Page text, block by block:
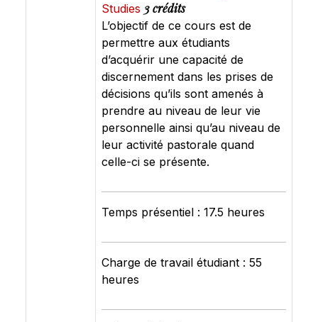
Studies 3 crédits
L’objectif de ce cours est de
permettre aux étudiants
d’acquérir une capacité de
discernement dans les prises de
décisions qu’ils sont amenés à
prendre au niveau de leur vie
personnelle ainsi qu’au niveau de
leur activité pastorale quand
celle-ci se présente.
Temps présentiel : 17.5 heures
Charge de travail étudiant : 55
heures